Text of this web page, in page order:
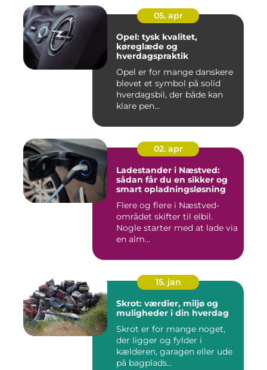
05. apr
Opel: tysk kvalitet,
køreglæde og
hverdagspraktik
Opel er for mange danskere
blevet et symbol på solid
hverdagsbil, der både kan
klare pen...
02. apr
Ladestander i Næstved:
sådan får du en sikker og
smart opladningsløsning
Flere og flere i Næstved-
området skifter til elbil.
Nogle starter med at lade via
en alm...
15. jan
Skrot: værdier, miljø og
muligheder i din hverdag
Skrot er for mange noget,
der ligger og fylder i
kælderen, garagen eller ude
på bagplads...